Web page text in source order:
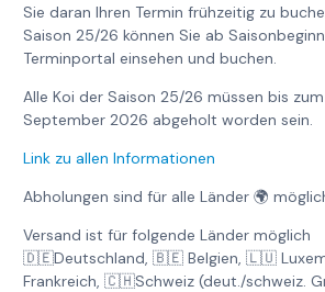
Sie daran Ihren Termin frühzeitig zu
Saison 25/26 können Sie ab
Terminportal einsehen und buchen.
Alle Koi der Saison 25/26 müssen bis
September 2026 abgeholt worden sein.
Link zu allen Informationen
Abholungen sind für alle Länder 🌍
Versand ist für folgende Länder möglich
🇩🇪Deutschland, 🇧🇪 Belgien, 🇱🇺
Frankreich, 🇨🇭Schweiz (deut./schweiz.